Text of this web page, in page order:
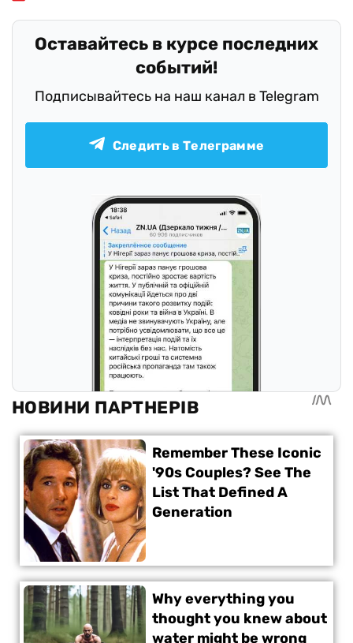
Оставайтесь в курсе последних
событий!
Подписывайтесь на наш канал в Telegram
Следить в Телеграмме